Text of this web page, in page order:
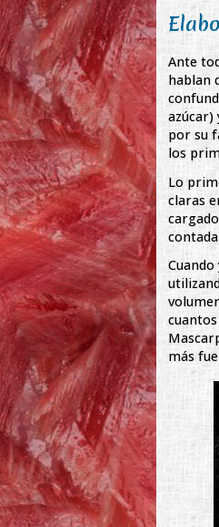
Ante
hablan
azúcar)
por su
los
Lo
claras
más